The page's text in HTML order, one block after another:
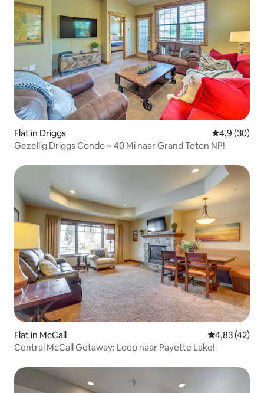
Flat in Driggs Gemiddelde
4,9 (30)
Gezellig Driggs Condo ~ 40 Mi naar Grand Teton NP!
Flat in McCall Gemiddelde
4,83 (42)
Central McCall Getaway: Loop naar Payette Lake!